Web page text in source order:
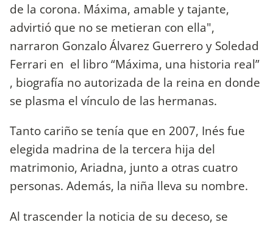
de la corona. Máxima, amable y tajante,
advirtió que no se metieran con ella",
narraron Gonzalo Álvarez Guerrero y Soledad
Ferrari en el libro “Máxima, una historia real”
, biografía no autorizada de la reina en donde
se plasma el vínculo de las hermanas.
Tanto cariño se tenía que en 2007, Inés fue
elegida madrina de la tercera hija del
matrimonio, Ariadna, junto a otras cuatro
personas. Además, la niña lleva su nombre.
Al trascender la noticia de su deceso, se